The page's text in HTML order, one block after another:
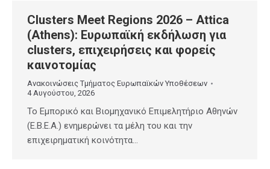
Clusters Meet Regions 2026 – Attica
(Athens): Ευρωπαϊκή εκδήλωση για
clusters, επιχειρήσεις και φορείς
καινοτομίας
Ανακοινώσεις Τμήματος Ευρωπαϊκών Υποθέσεων
4 Αυγούστου, 2026
Το Εμπορικό και Βιομηχανικό Επιμελητήριο Αθηνών
(Ε.Β.Ε.Α.) ενημερώνει τα μέλη του και την
επιχειρηματική κοινότητα…